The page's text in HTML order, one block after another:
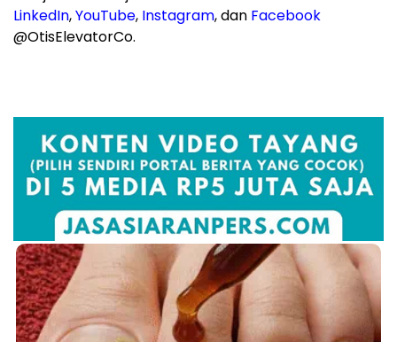
LinkedIn,YouTube, Instagram, dan Facebook
@OtisElevatorCo.